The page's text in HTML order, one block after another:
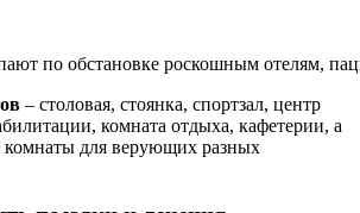
по обстановке роскошным отелям,
– столовая, стоянка, спортзал, центр
комната отдыха, кафетерии, а
для верующих разных